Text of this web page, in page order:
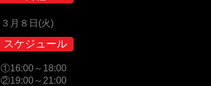
３月８日(火)
スケジュール
①16:00～18:00
②19:00～21:00